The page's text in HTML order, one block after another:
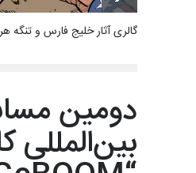
گالری آثار خلیج فارس و تنگه
دومین
بین‌المللی